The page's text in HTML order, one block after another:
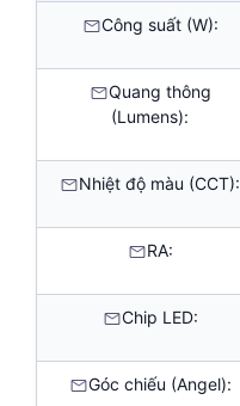
Công suất (W):
Quang thông
(Lumens):
Nhiệt độ màu (CCT):
RA:
Chip LED:
Góc chiếu (Angel):